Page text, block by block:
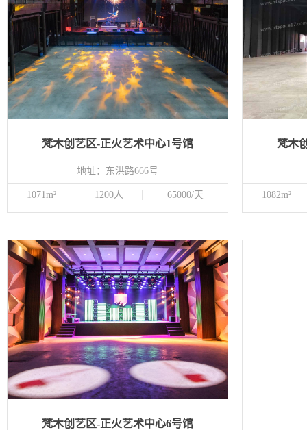
梵木创艺区-正火艺术中心1号馆
地址：东洪路666号
1071m² 1200人 65000/天
梵木
1082m²
梵木创艺区-正火艺术中心6号馆